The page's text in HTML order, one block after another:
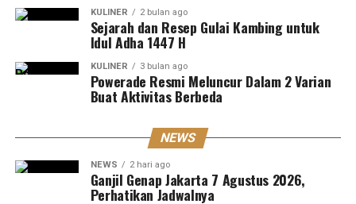
KULINER 2 bulan ago
Sejarah dan Resep Gulai Kambing untuk
Idul Adha 1447 H
KULINER 3 bulan ago
Powerade Resmi Meluncur Dalam 2 Varian
Buat Aktivitas Berbeda
NEWS
NEWS 2 hari ago
Ganjil Genap Jakarta 7 Agustus 2026,
Perhatikan Jadwalnya